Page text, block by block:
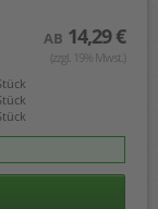
AB 14,29 €
(zzgl. 19% Mwst.)